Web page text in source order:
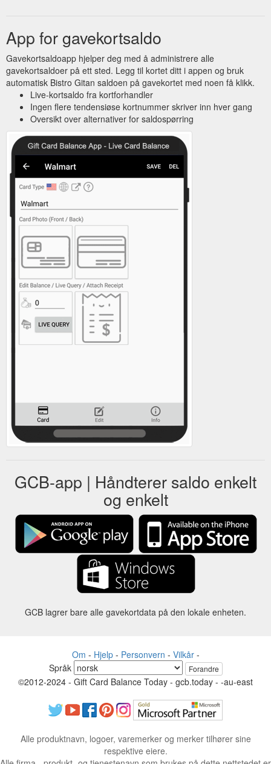
App for gavekortsaldo
Gavekortsaldoapp hjelper deg med å administrere alle
gavekortsaldoer på ett sted. Legg til kortet ditt i appen og bruk
automatisk Bistro Gitan saldoen på gavekortet med noen få klikk.
Live-kortsaldo fra kortforhandler
Ingen flere tendensiøse kortnummer skriver inn hver gang
Oversikt over alternativer for saldospørring
GCB-app | Håndterer saldo enkelt
og enkelt
GCB lagrer bare alle gavekortdata på den lokale enheten.
Om - Hjelp- Personvern - Vilkår-
Språk
Forandre
©2012-2024 - Gift Card Balance Today - gcb.today - -au-east
Alle produktnavn, logoer, varemerker og merker tilhører sine
respektive eiere.